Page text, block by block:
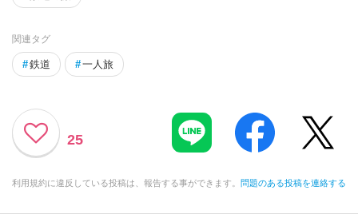
関連タグ
#鉄道 #一人旅
25
利用規約に違反している投稿は、報告する事ができます。 問題のある投稿を連絡する